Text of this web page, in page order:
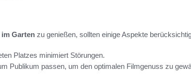
Garten zu genießen, sollten einige Aspekte
Platzes minimiert Störungen.
Publikum passen, um den optimalen Filmgenuss zu